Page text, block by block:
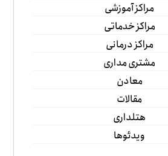
مراکز آموزشی
مراکز خدماتی
مراکز درمانی
مشتری مداری
معادن
مقالات
هتلداری
ویدئوها